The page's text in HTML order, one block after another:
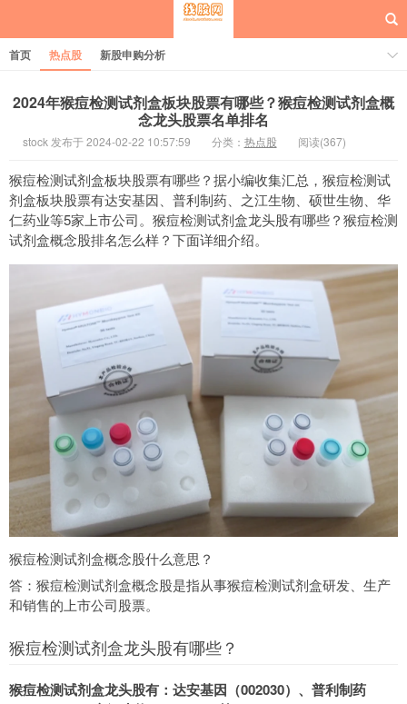
每日概念股
首页 热点股 新股申购分析
2024年猴痘检测试剂盒板块股票有哪些？猴痘检测试剂盒概
念龙头股票名单排名
stock 发布于 2024-02-22 10:57:59 分类： 热点股 阅读(367)
猴痘检测试剂盒板块股票有哪些？据小编收集汇总，猴痘检测试
剂盒板块股票有达安基因、普利制药、之江生物、硕世生物、华
仁药业等5家上市公司。猴痘检测试剂盒龙头股有哪些？猴痘检测
试剂盒概念股排名怎么样？下面详细介绍。
猴痘检测试剂盒概念股什么意思？
答：猴痘检测试剂盒概念股是指从事猴痘检测试剂盒研发、生产
和销售的上市公司股票。
猴痘检测试剂盒龙头股有哪些？
猴痘检测试剂盒龙头股有：达安基因（002030）、普利制药